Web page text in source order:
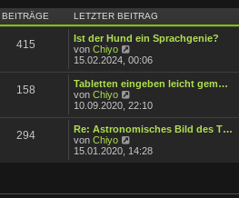
r
a
g
B
e
t
a
s
t
e
B
t
r
a
BEITRÄGE LETZTER BEITRAG
415
Ist der Hund ein Sprachgenie?
von Chiyo
e
e
s
t
B
e
i
15.02.2024, 00:06
158
Tabletten eingeben leicht gem…
von Chiyo
e
e
t
e
10.09.2020, 22:10
294
Re: Astronomisches Bild des T…
von Chiyo
e
t
15.01.2020, 14:28